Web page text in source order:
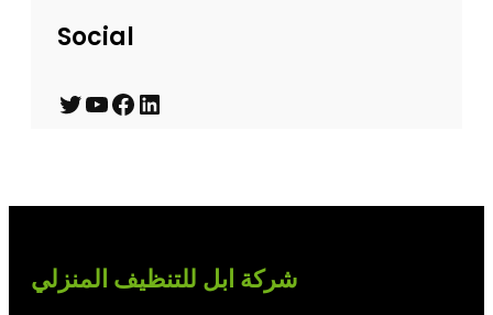
Social
T
t
e
Y
u
b
F
o
L
e
d
شركة ابل للتنظيف المنزلي